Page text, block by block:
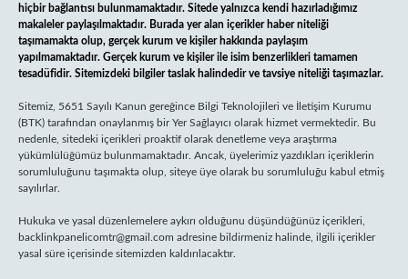
hiçbir bağlantısı bulunmamaktadır. Sitede yalnızca kendi hazırladığımız
makaleler paylaşılmaktadır. Burada yer alan içerikler haber niteliği
taşımamakta olup, gerçek kurum ve kişiler hakkında paylaşım
yapılmamaktadır. Gerçek kurum ve kişiler ile isim benzerlikleri tamamen
tesadüfidir. Sitemizdeki bilgiler taslak halindedir ve tavsiye niteliği taşımazlar.
Sitemiz, 5651 Sayılı Kanun gereğince Bilgi Teknolojileri ve İletişim Kurumu
(BTK) tarafından onaylanmış bir Yer Sağlayıcı olarak hizmet vermektedir. Bu
nedenle, sitedeki içerikleri proaktif olarak denetleme veya araştırma
yükümlülüğümüz bulunmamaktadır. Ancak, üyelerimiz yazdıkları içeriklerin
sorumluluğunu taşımakta olup, siteye üye olarak bu sorumluluğu kabul etmiş
sayılırlar.
Hukuka ve yasal düzenlemelere aykırı olduğunu düşündüğünüz içerikleri,
backlinkpanelicomtr@gmail.com adresine bildirmeniz halinde, ilgili içerikler
yasal süre içerisinde sitemizden kaldırılacaktır.